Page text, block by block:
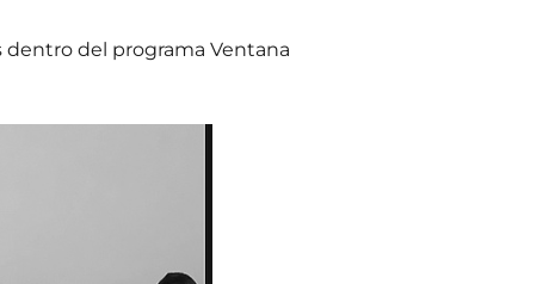
dentro del programa Ventana